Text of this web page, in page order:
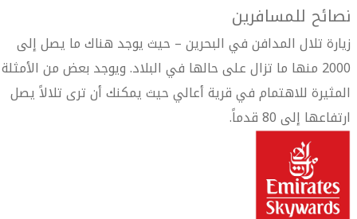
نصائح للمسافرين
زيارة تلال المدافن في البحرين – حيث يوجد هناك ما يصل إلى
2000 منها ما تزال على حالها في البلاد. ويوجد بعض من الأمثلة
المثيرة للاهتمام في قرية أعالي حيث يمكنك أن ترى تلالاً يصل
ارتفاعها إلى 80 قدماً.